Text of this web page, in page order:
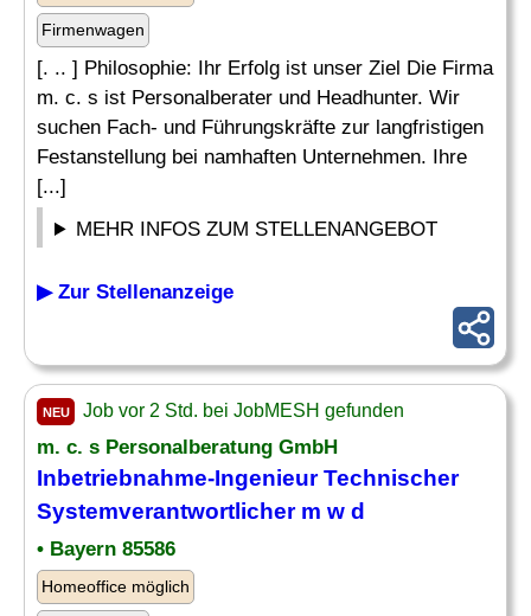
Firmenwagen
[. .. ] Philosophie: Ihr Erfolg ist unser Ziel Die Firma
m. c. s ist Personalberater und Headhunter. Wir
suchen Fach- und Führungskräfte zur langfristigen
Festanstellung bei namhaften Unternehmen. Ihre
[...]
MEHR INFOS ZUM STELLENANGEBOT
▶ Zur Stellenanzeige
NEU Job vor 2 Std. bei JobMESH gefunden
m. c. s Personalberatung GmbH
Inbetriebnahme-IngenieurTechnischer
Systemverantwortlicher m w d
• Bayern 85586
Homeoffice möglich